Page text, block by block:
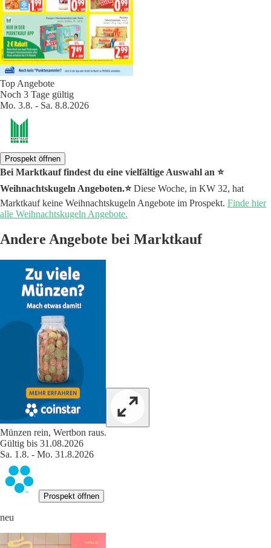
Top Angebote
Noch 3 Tage gültig
Mo. 3.8. - Sa. 8.8.2026
Prospekt öffnen
Bei Marktkauf findest du eine vielfältige Auswahl an ⭐️
Weihnachtskugeln Angeboten.⭐️Diese Woche, in KW 32, hat
Marktkauf keine Weihnachtskugeln Angebote im Prospekt. Finde hier
alle Weihnachtskugeln Angebote.
Andere Angebote bei Marktkauf
Münzen rein, Wertbon raus.
Gültig bis 31.08.2026
Sa. 1.8. - Mo. 31.8.2026
Prospekt öffnen
neu